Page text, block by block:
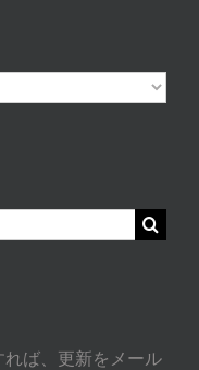
れば、更新をメール